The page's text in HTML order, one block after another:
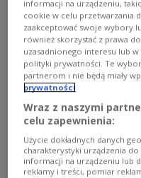
podczas którego
prawykonia "Der Maler
Zobacz więcej na temat:
informacji na urządzeniu,
cookie w celu przetwarzania
zaakceptować swoje wybory
również skorzystać z prawa
uzasadnionego interesu lub
polityki prywatności. Te
partnerom i nie będą miały
prywatności
Wraz z naszymi
celu zapewnienia:
Użycie dokładnych danych
charakterystyki urządzenia
informacji na urządzeniu lub
reklamy i treści, pomiar